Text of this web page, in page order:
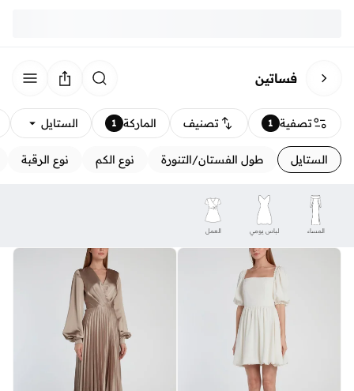
فساتين
تصفية 1 تصنيف الماركة 1 الستايل
الستايل طول الفستان/التنورة نوع الكم نوع الرقبة
المساء لباس يومي العمل